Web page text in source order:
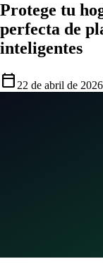
Protege tu
perfecta de
inteligentes
calendar_today 22 de abril de 2026